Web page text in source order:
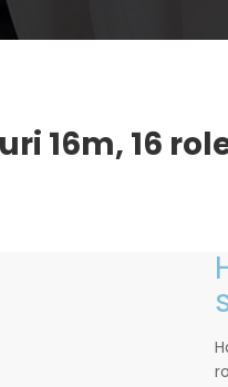
16m, 16